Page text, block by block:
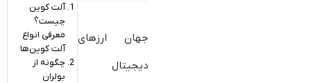
جهان ارزهای
دیجیتال
آلت کوین
چیست؟
معرفی انواع
آلت کوین‌ها
چگونه از
بولران